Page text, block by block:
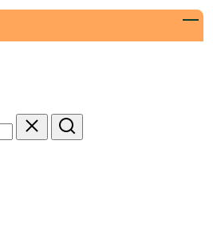
Tilbakestill
Søk